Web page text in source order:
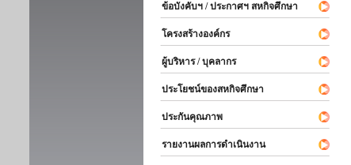
ข้อบังคับฯ / ประกาศฯ สหกิจศึกษา
โครงสร้างองค์กร
ผู้บริหาร / บุคลากร
ประโยชน์ของสหกิจศึกษา
ประกันคุณภาพ
รายงานผลการดำเนินงาน